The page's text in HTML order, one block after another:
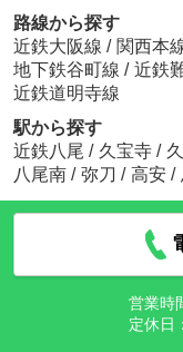
路線から探す
近鉄大阪線 / 関西本
地下鉄谷町線 / 近鉄
近鉄道明寺線
駅から探す
近鉄八尾 / 久宝寺 /
八尾南 / 弥刀 / 高安 /
営業時
定休日：